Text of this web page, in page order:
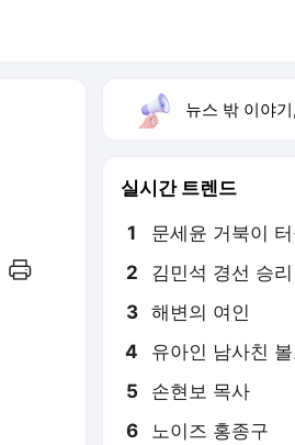
뉴스 밖 이야기,
실시간 트렌드
1 문세윤 거북이
2 김민석 경선 승리
3 해변의 여인
4 유아인 남사친
5 손현보 목사
6 노이즈 홍종구